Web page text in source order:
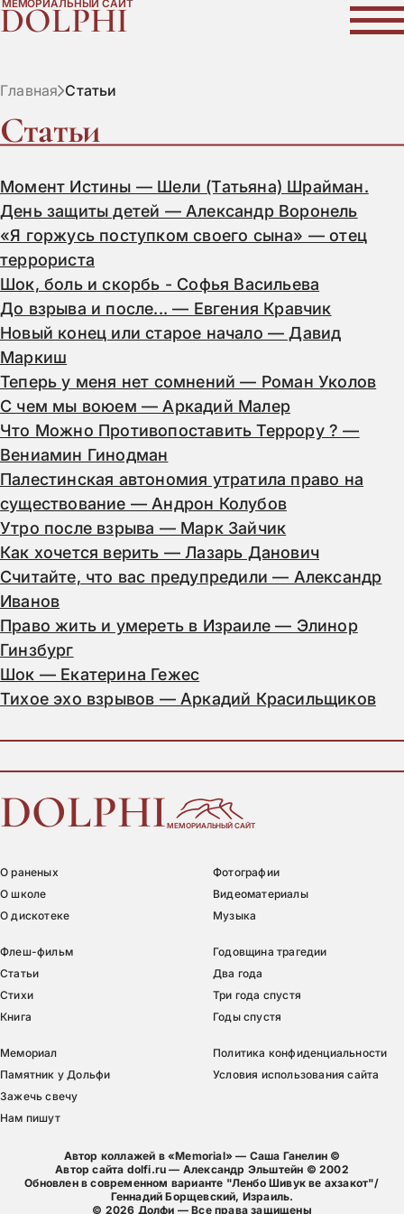
DOLPHI
МЕМОРИАЛЬНЫЙ САЙТ
Главная Статьи
Статьи
Момент Истины — Шели (Татьяна) Шрайман.
День защиты детей — Александр Воронель
«Я горжусь поступком своего сына» — отец
террориста
Шок, боль и скорбь - Софья Васильева
До взрыва и после... — Евгения Кравчик
Новый конец или старое начало — Давид
Маркиш
Теперь у меня нет сомнений — Роман Уколов
С чем мы воюем — Аркадий Малер
Что Можно Противопоставить Террору ? —
Вениамин Гинодман
Палестинская автономия утратила право на
существование — Андрон Колубов
Утро после взрыва — Марк Зайчик
Как хочется верить — Лазарь Данович
Считайте, что вас предупредили — Александр
Иванов
Право жить и умереть в Израиле — Элинор
Гинзбург
Шок — Екатерина Гежес
Тихое эхо взрывов — Аркадий Красильщиков
DOLPHIМЕМОРИАЛЬНЫЙ САЙТ
О раненых
О школе
О дискотеке
Фотографии
Видеоматериалы
Музыка
Флеш-фильм
Статьи
Стихи
Книга
Годовщина трагедии
Два года
Три года спустя
Годы спустя
Мемориал
Памятник у Дольфи
Зажечь свечу
Нам пишут
Политика конфиденциальности
Условия использования сайта
Автор коллажей в «Memorial» — Саша Ганелин ©
Автор сайта dolfi.ru — Александр Эльштейн © 2002
Обновлен в современном варианте "Ленбо Шивук ве ахзакот"/
Геннадий Борщевский, Израиль.
© 2026 Долфи — Все права защищены